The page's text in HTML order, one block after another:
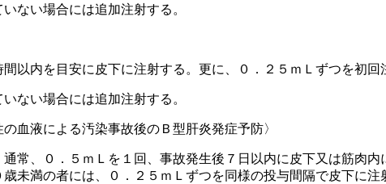
ない場合には追加注射する。
以内を目安に皮下に注射する。更に、０．２５ｍＬずつを初
ない場合には追加注射する。
血液による汚染事故後のＢ型肝炎発症予防〉
常、０．５ｍＬを１回、事故発生後７日以内に皮下又は筋肉
未満の者には、０．２５ｍＬずつを同様の投与間隔で皮下に注